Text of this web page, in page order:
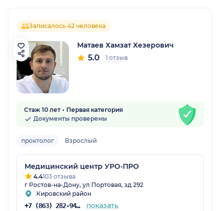
Записалось 42 человека
Матаев Хамзат Хезерович
5.0 1 отзыв
Стаж 10 лет
Первая категория
Документы проверены
проктолог Взрослый
Медицинский центр УРО-ПРО
4.4103 отзыва
г Ростов-на-Дону, ул Портовая, зд 292
Кировский район
+7 (863) 282-94-46 показать